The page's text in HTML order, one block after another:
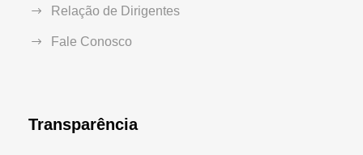
Relação de Dirigentes
Fale Conosco
Transparência